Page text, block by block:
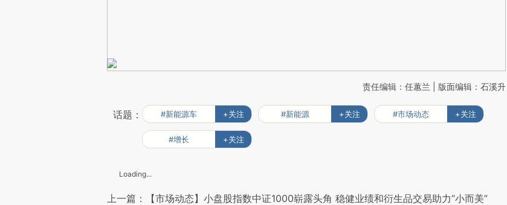
责任编辑：任蕙兰 | 版面编辑：石溪升
话题： #新能源车 +关注 #新能源 +关注 #市场动态 +关注
#增长 +关注
Loading...
上一篇：【市场动态】小盘股指数中证1000崭露头角 稳健业绩和衍生品交易助力“小而美”